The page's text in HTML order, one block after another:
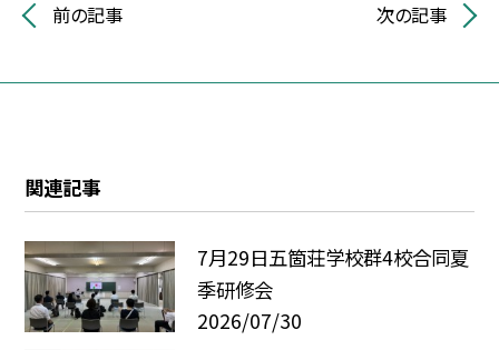
前の記事 次の記事
関連記事
7月29日五箇荘学校群4校合同夏
季研修会
2026/07/30